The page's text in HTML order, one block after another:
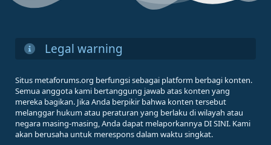
Legal warning
Situs metaforums.org berfungsi sebagai platform berbagi konten.
Semua anggota kami bertanggung jawab atas konten yang
mereka bagikan. Jika Anda berpikir bahwa konten tersebut
melanggar hukum atau peraturan yang berlaku di wilayah atau
negara masing-masing, Anda dapat melaporkannya DI SINI. Kami
akan berusaha untuk merespons dalam waktu singkat.